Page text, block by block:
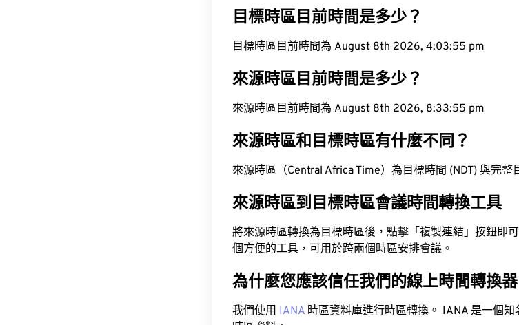
目標時區目前時間是多少？
目標時區目前時間為 August 8th 2026, 4:03:56 pm
來源時區目前時間是多少？
來源時區目前時間為 August 8th 2026, 8:33:56 pm
來源時區和目標時區有什麼不同？
來源時區（Central Africa Time）為目標時間 (NDT) 與完整
來源時區到目標時區會議時間轉換工具
將來源時區轉換為目標時區後，點擊「複製連結」按鈕即
個方便的工具，可用於跨兩個時區安排會議。
為什麼您應該信任我們的線上時間轉換器
我們使用 IANA 時區資料庫進行時區轉換。 IANA 是一個